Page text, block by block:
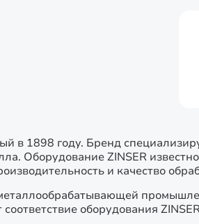
в 1898 году. Бренд
Оборудование ZINSER
и качество
оборудования